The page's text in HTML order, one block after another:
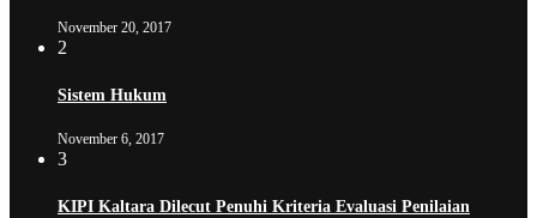
November 20, 2017
2
Sistem Hukum
November 6, 2017
3
KIPI Kaltara Dilecut Penuhi Kriteria Evaluasi Penilaian